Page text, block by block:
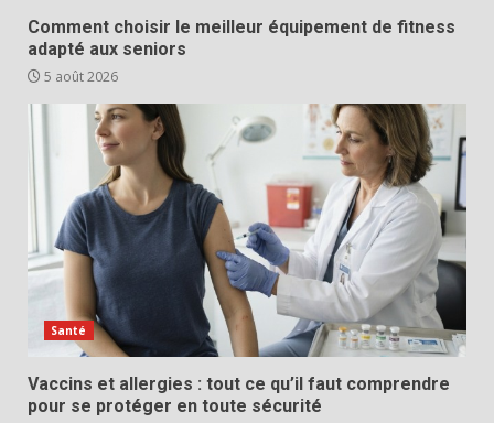
Comment choisir le meilleur équipement de fitness
adapté aux seniors
5 août 2026
Santé
Vaccins et allergies : tout ce qu’il faut comprendre
pour se protéger en toute sécurité